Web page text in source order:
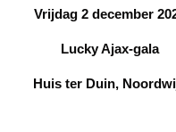
Vrijdag 2 december
Lucky Ajax-gala
Huis ter Duin,